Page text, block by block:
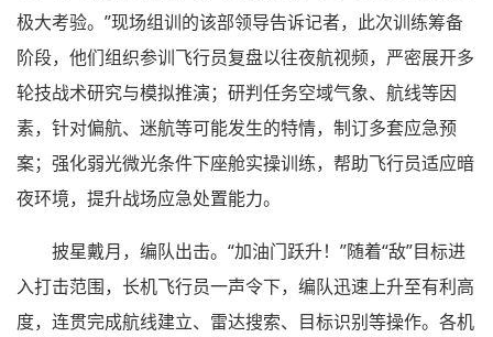
极大考验。”现场组训的该部领导告诉记者，此次训练筹备
阶段，他们组织参训飞行员复盘以往夜航视频，严密展开多
轮技战术研究与模拟推演；研判任务空域气象、航线等因
素，针对偏航、迷航等可能发生的特情，制订多套应急预
案；强化弱光微光条件下座舱实操训练，帮助飞行员适应暗
夜环境，提升战场应急处置能力。
披星戴月，编队出击。“加油门跃升！”随着“敌”目标进
入打击范围，长机飞行员一声令下，编队迅速上升至有利高
度，连贯完成航线建立、雷达搜索、目标识别等操作。各机